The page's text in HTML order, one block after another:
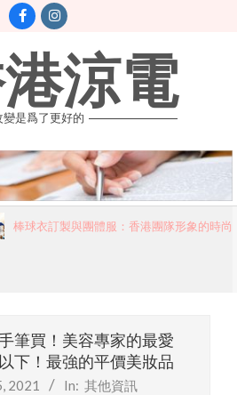
涼電
變是爲了更好的
棒球衣訂製與團體服：香港團隊形象的時尚新
筆買！美容專家的最愛
下！最強的平價美妝品
2021 In: 其他資訊